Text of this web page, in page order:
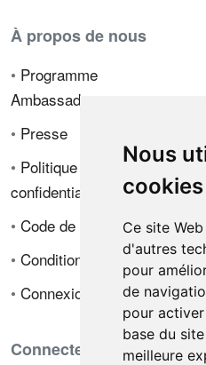
Nous
cookies
Ce site
d'autres
pour
de
pour
base du
meilleure
À propos de nous
• Programme
Ambassadeur
• Presse
• Politique de
confidentialité
• Code de déontologie
• Conditions de vente
• Connexion
Connectez-vous avec